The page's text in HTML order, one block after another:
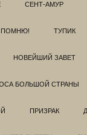
СЕНТ-АМУР
ПОМНЮ! ТУПИК
НОВЕЙШИЙ ЗАВЕТ
БОЛЬШОЙ СТРАНЫ
ПРИЗРАК